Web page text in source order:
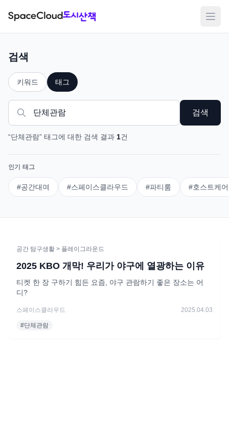
메뉴
검색
키워드 태그
검색
“단체관람” 태그에 대한 검색 결과 1건
인기 태그
#공간대여 #스페이스클라우드 #파티룸 #호스트케어
공간 탐구생활 > 플레이그라운드
2025 KBO 개막! 우리가 야구에 열광하는 이유
티켓 한 장 구하기 힘든 요즘, 야구 관람하기 좋은 장소는 어
디?
스페이스클라우드 2025.04.03
#단체관람